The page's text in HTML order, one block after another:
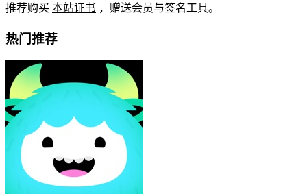
推荐购买 本站证书 ，赠送会员与签名工具。
热门推荐